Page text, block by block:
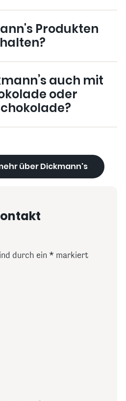
Produkten
auch mit
oder
über Dickmann's
durch ein markiert